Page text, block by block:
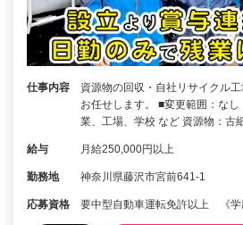
仕事内容
資源物の回収・自社リサイクル
お任せします。 ■変更範囲：な
業、工場、学校 など 資源物：古
給与 月給250,000円以上
勤務地 神奈川県藤沢市宮前641-1
応募資格 要中型自動車運転免許以上 《学